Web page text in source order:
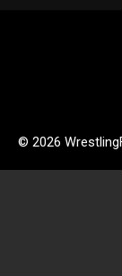
© 2026